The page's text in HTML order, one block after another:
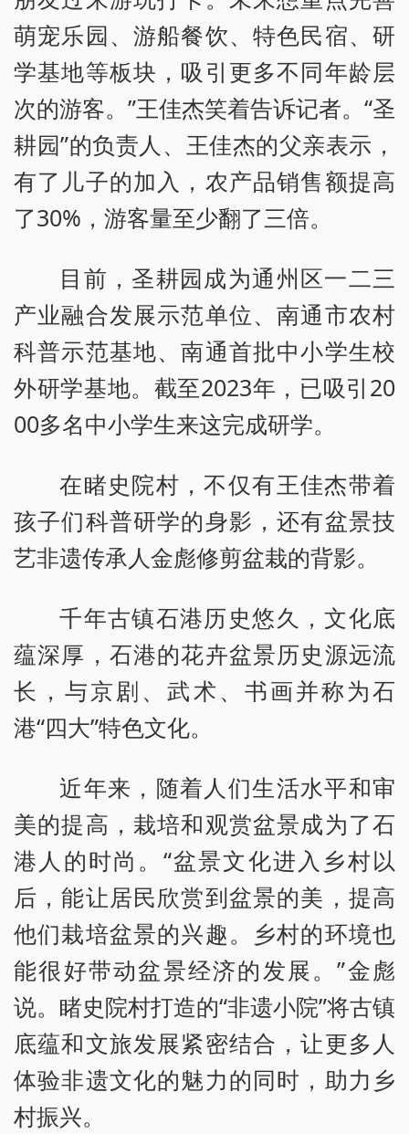
萌宠乐园、游船餐饮、特色民宿、研
学基地等板块，吸引更多不同年龄层
次的游客。”王佳杰笑着告诉记者。“圣
耕园”的负责人、王佳杰的父亲表示，
有了儿子的加入，农产品销售额提高
了30%，游客量至少翻了三倍。
目前，圣耕园成为通州区一二三
产业融合发展示范单位、南通市农村
科普示范基地、南通首批中小学生校
外研学基地。截至2023年，已吸引20
00多名中小学生来这完成研学。
在睹史院村，不仅有王佳杰带着
孩子们科普研学的身影，还有盆景技
艺非遗传承人金彪修剪盆栽的背影。
千年古镇石港历史悠久，文化底
蕴深厚，石港的花卉盆景历史源远流
长，与京剧、武术、书画并称为石
港“四大”特色文化。
近年来，随着人们生活水平和审
美的提高，栽培和观赏盆景成为了石
港人的时尚。“盆景文化进入乡村以
后，能让居民欣赏到盆景的美，提高
他们栽培盆景的兴趣。乡村的环境也
能很好带动盆景经济的发展。”金彪
说。睹史院村打造的“非遗小院”将古镇
底蕴和文旅发展紧密结合，让更多人
体验非遗文化的魅力的同时，助力乡
村振兴。